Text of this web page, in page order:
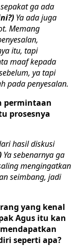
ga ada
Ya ada juga
Memang
itu, tapi
maaf kepada
ya tapi
pada penyesalan.
permintaan
prosesnya
hasil diskusi
Ya sebenarnya ga
mengingatkan
seimbang, jadi
yang kenal
Agus itu kan
seperti apa?